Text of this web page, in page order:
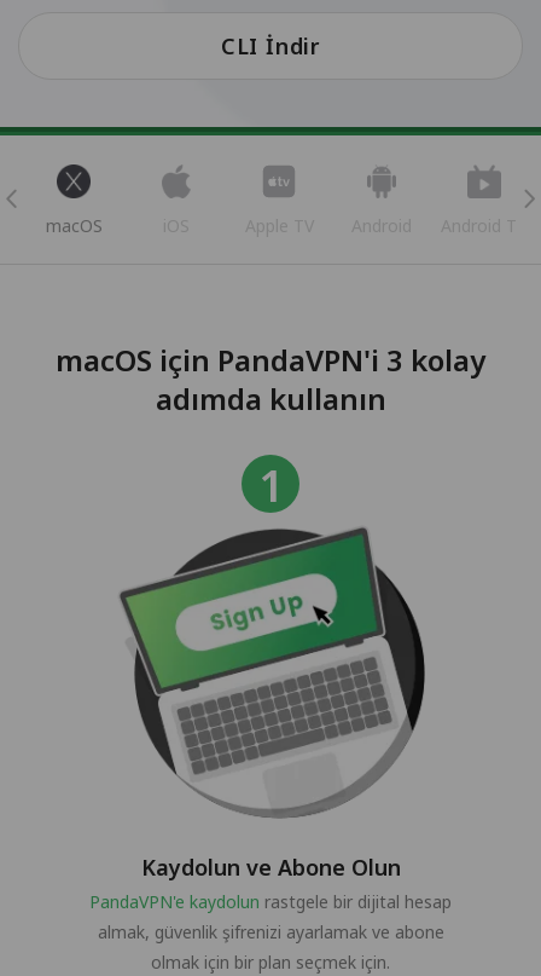
CLI İndir
macOS iOS Apple TV Android Android TV
macOS için PandaVPN'i 3 kolay
adımda kullanın
Kaydolun ve Abone Olun
PandaVPN'e kaydolun rastgele bir dijital hesap
almak, güvenlik şifrenizi ayarlamak ve abone
olmak için bir plan seçmek için.